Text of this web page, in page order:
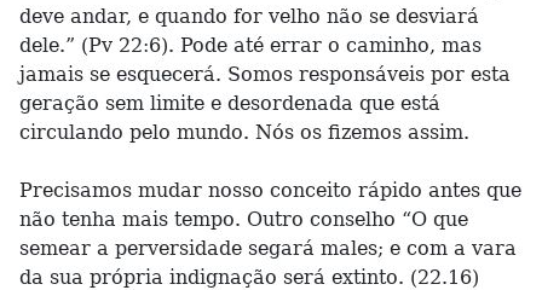
deve andar, e quando for velho não se desviará
dele.” (Pv 22:6). Pode até errar o caminho, mas
jamais se esquecerá. Somos responsáveis por esta
geração sem limite e desordenada que está
circulando pelo mundo. Nós os fizemos assim.
Precisamos mudar nosso conceito rápido antes que
não tenha mais tempo. Outro conselho “O que
semear a perversidade segará males; e com a vara
da sua própria indignação será extinto. (22.16)